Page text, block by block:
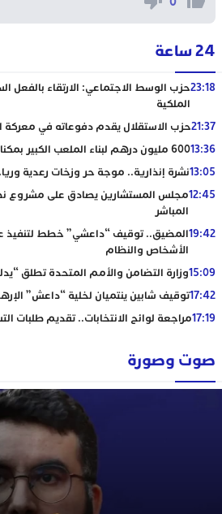
24 ساعة
23:18حزب الوسط الاجتماعي: الارتقاء بالفعل
الملكية
21:37حزب الاستقلال يقدم دفوعاته في معركة
13:36600 مليون درهم لبناء الملعب الكبير بمكناس
13:05نشرة إنذارية.. موجة حر وزخات رعدية
12:45مجلس المستشارين يصادق على مشروع
المباشر
19:42المضيق.. توقيف “داعشي” خطط لتنفيذ
الأشخاص والنظام
15:09وزارة التضامن والأمم المتحدة تطلق
17:42توقيف شابين ينتميان لخلية “داعش”
17:19مراجعة لوائح الانتخابات.. تقديم طلبات
صوت وصورة